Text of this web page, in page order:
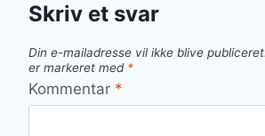
Skriv et svar
Din e-mailadresse vil ikke blive
er markeret med *
Kommentar *